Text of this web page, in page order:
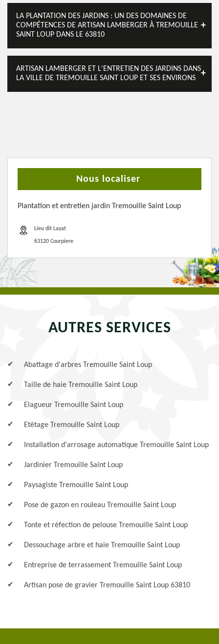
LA PLANTATION DES JARDINS : UN DES DOMAINES DE
COMPÉTENCES DE ARTISAN LAMBERGER À TREMOUILLE
SAINT LOUP DANS LE 63810
ARTISAN LAMBERGER ET L'ENTRETIEN DES JARDINS DANS
LA VILLE DE TREMOUILLE SAINT LOUP ET SES ENVIRONS
Nous localiser
Plantation et entretien jardin Tremouille Saint Loup
Lieu dit Layat
63120 Courpiere
AUTRES SERVICES
Abattage d'arbres Tremouille Saint Loup
Taille de haie Tremouille Saint Loup
Elagueur Tremouille Saint Loup
Etêtage Tremouille Saint Loup
Installation d'arrosage automatique Tremouille Saint Loup
Jardinier Tremouille Saint Loup
Paysagiste Tremouille Saint Loup
Pose de gazon en rouleau Tremouille Saint Loup
Tonte et réfection de pelouse Tremouille Saint Loup
Dessouchage arbre et haie Tremouille Saint Loup
Entreprise de terrassement Tremouille Saint Loup
Artisan pose de gravier Tremouille Saint Loup 63810